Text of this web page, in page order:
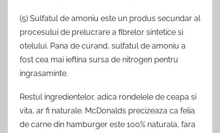
(5) Sulfatul de amoniu este un produs secundar al
procesului de prelucrare a fibrelor sintetice si
otelului. Pana de curand, sulfatul de amoniu a
fost cea mai ieftina sursa de nitrogen pentru
ingrasaminte.
Restul ingredientelor, adica rondelele de ceapa si
vita, ar fi naturale. McDonalds precizeaza ca felia
de carne din hamburger este 100% naturala, fara